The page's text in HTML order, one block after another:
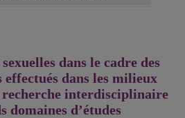
dans le cadre des
dans les milieux
recherche interdisciplinaire
domaines d’études